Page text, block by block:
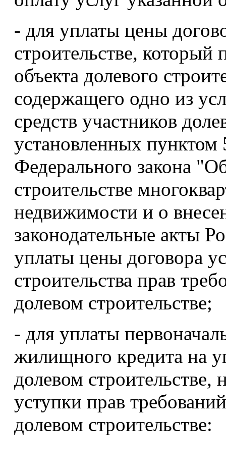
- для уплаты цены
строительстве, который
объекта долевого
содержащего одно из
средств участников
установленных пунктом
Федерального закона
строительстве
недвижимости и о
законодательные акты
уплаты цены договора
строительства прав
долевом строительстве;
- для уплаты
жилищного кредита на
долевом строительстве,
уступки прав
долевом строительстве: